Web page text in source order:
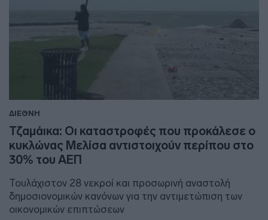
ΔΙΕΘΝΗ
Τζαμάικα: Οι καταστροφές που προκάλεσε ο
κυκλώνας Μελίσα αντιστοιχούν περίπου στο
30% του ΑΕΠ
Τουλάχιστον 28 νεκροί και προσωρινή αναστολή
δημοσιονομικών κανόνων για την αντιμετώπιση των
οικονομικών επιπτώσεων